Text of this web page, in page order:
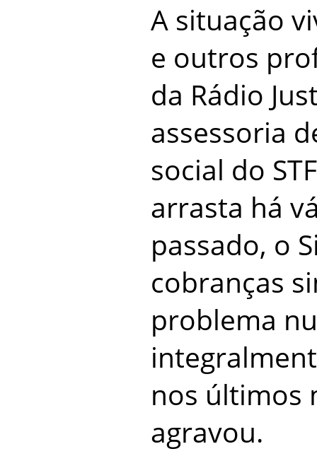
A situação
e outros
da Rádio
assessoria
social do
arrasta há
passado, o
cobranças
problema
nos últimos
agravou.